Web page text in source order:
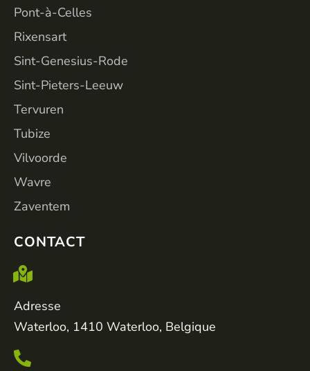
Pont-à-Celles
Rixensart
Sint-Genesius-Rode
Sint-Pieters-Leeuw
Tervuren
Tubize
Vilvoorde
Wavre
Zaventem
CONTACT
Adresse
Waterloo, 1410 Waterloo, Belgique